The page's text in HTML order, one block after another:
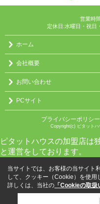
営業時
定休日:水曜日・祝日
ホーム
会社概要
お問い合わせ
PCサイト
プライバシーポリシー
Copyright(c) ピタット
ピタットハウスの加盟店は
と運営をしております。
当サイトでは、お客様の当サイト
して、クッキー（Cookie）を使用
詳しくは、当社の 「Cookieの取扱